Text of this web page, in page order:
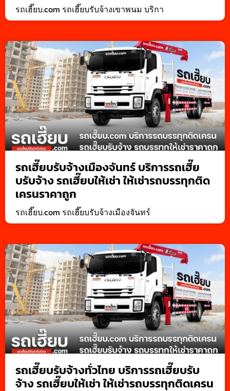
รถเฮี๊ยบ.com รถเฮี๊ยบรับจ้างเขาพนม บริกา
รถเฮี๊ยบรับจ้างเมืองจันทร์ บริการรถเฮี๊ย
บรับจ้าง รถเฮี๊ยบให้เช่า ให้เช่ารถบรรทุกติด
เครนราคาถูก
รถเฮี๊ยบ.com รถเฮี๊ยบรับจ้างเมืองจันทร์
รถเฮี๊ยบรับจ้างทั่วไทย บริการรถเฮี๊ยบรับ
จ้าง รถเฮี๊ยบให้เช่า ให้เช่ารถบรรทุกติดเครน